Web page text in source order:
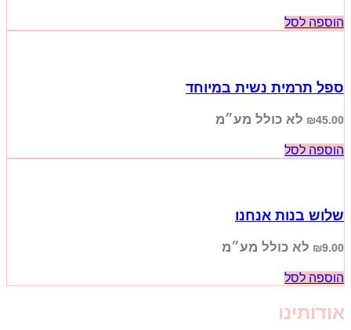
הוספה לסל
ספל תרמית נשית במיוחד
₪45.00 לא כולל מע״מ
הוספה לסל
שלוש בנות אנחנו
₪9.00 לא כולל מע״מ
הוספה לסל
אודותינו